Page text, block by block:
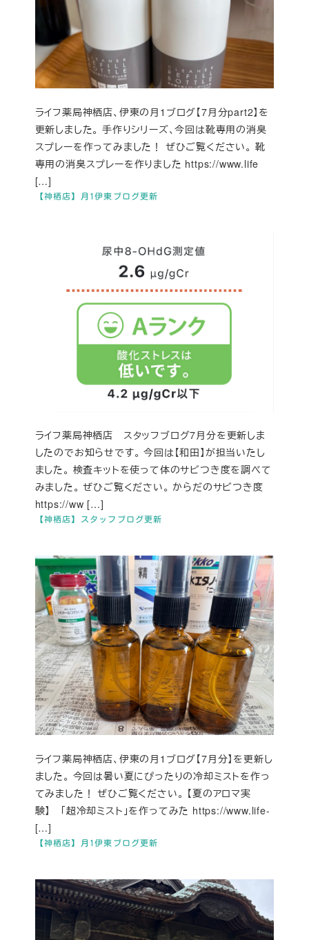
【神栖店】月1伊東ブログ更新
ライフ薬局神栖店、伊東の月1ブログ【7月分part2】を
更新しました。 手作りシリーズ、今回は靴専用の消臭
スプレーを作ってみました！ ぜひご覧ください。 靴
専用の消臭スプレーを作りました https://www.life
[…]
【神栖店】スタッフブログ更新
ライフ薬局神栖店 スタッフブログ7月分を更新しま
したのでお知らせです。 今回は【和田】が担当いたし
ました。 検査キットを使って体のサビつき度を調べて
みました。 ぜひご覧ください。 からだのサビつき度
https://ww […]
【神栖店】月1伊東ブログ更新
ライフ薬局神栖店、伊東の月1ブログ【7月分】を更新し
ました。 今回は暑い夏にぴったりの冷却ミストを作っ
てみました！ ぜひご覧ください。 【夏のアロマ実
験】 「超冷却ミスト」を作ってみた https://www.life-
[…]